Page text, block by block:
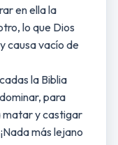
en ella la
lo que Dios
causa vacío de
la Biblia
para
matar y castigar
más lejano